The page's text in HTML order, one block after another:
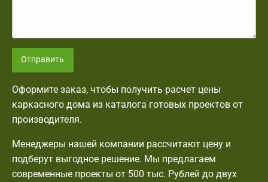
Отправить
Оформите заказ, чтобы получить расчет цены
каркасного дома из каталога готовых проектов от
производителя.
Менеджеры нашей компании рассчитают цену и
подберут выгодное решение. Мы предлагаем
современные проекты от 500 тыс. Рублей до двух